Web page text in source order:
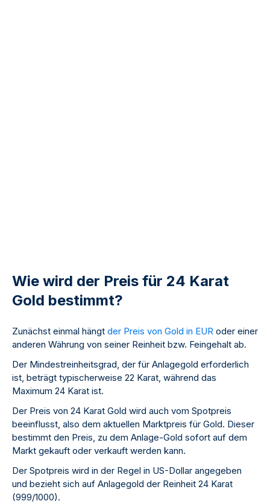
Wie wird der Preis für 24 Karat
Gold bestimmt?
Zunächst einmal hängt der Preis von Gold in EUR oder einer
anderen Währung von seiner Reinheit bzw. Feingehalt ab.
Der Mindestreinheitsgrad, der für Anlagegold erforderlich
ist, beträgt typischerweise 22 Karat, während das
Maximum 24 Karat ist.
Der Preis von 24 Karat Gold wird auch vom Spotpreis
beeinflusst, also dem aktuellen Marktpreis für Gold. Dieser
bestimmt den Preis, zu dem Anlage-Gold sofort auf dem
Markt gekauft oder verkauft werden kann.
Der Spotpreis wird in der Regel in US-Dollar angegeben
und bezieht sich auf Anlagegold der Reinheit 24 Karat
(999/1000).